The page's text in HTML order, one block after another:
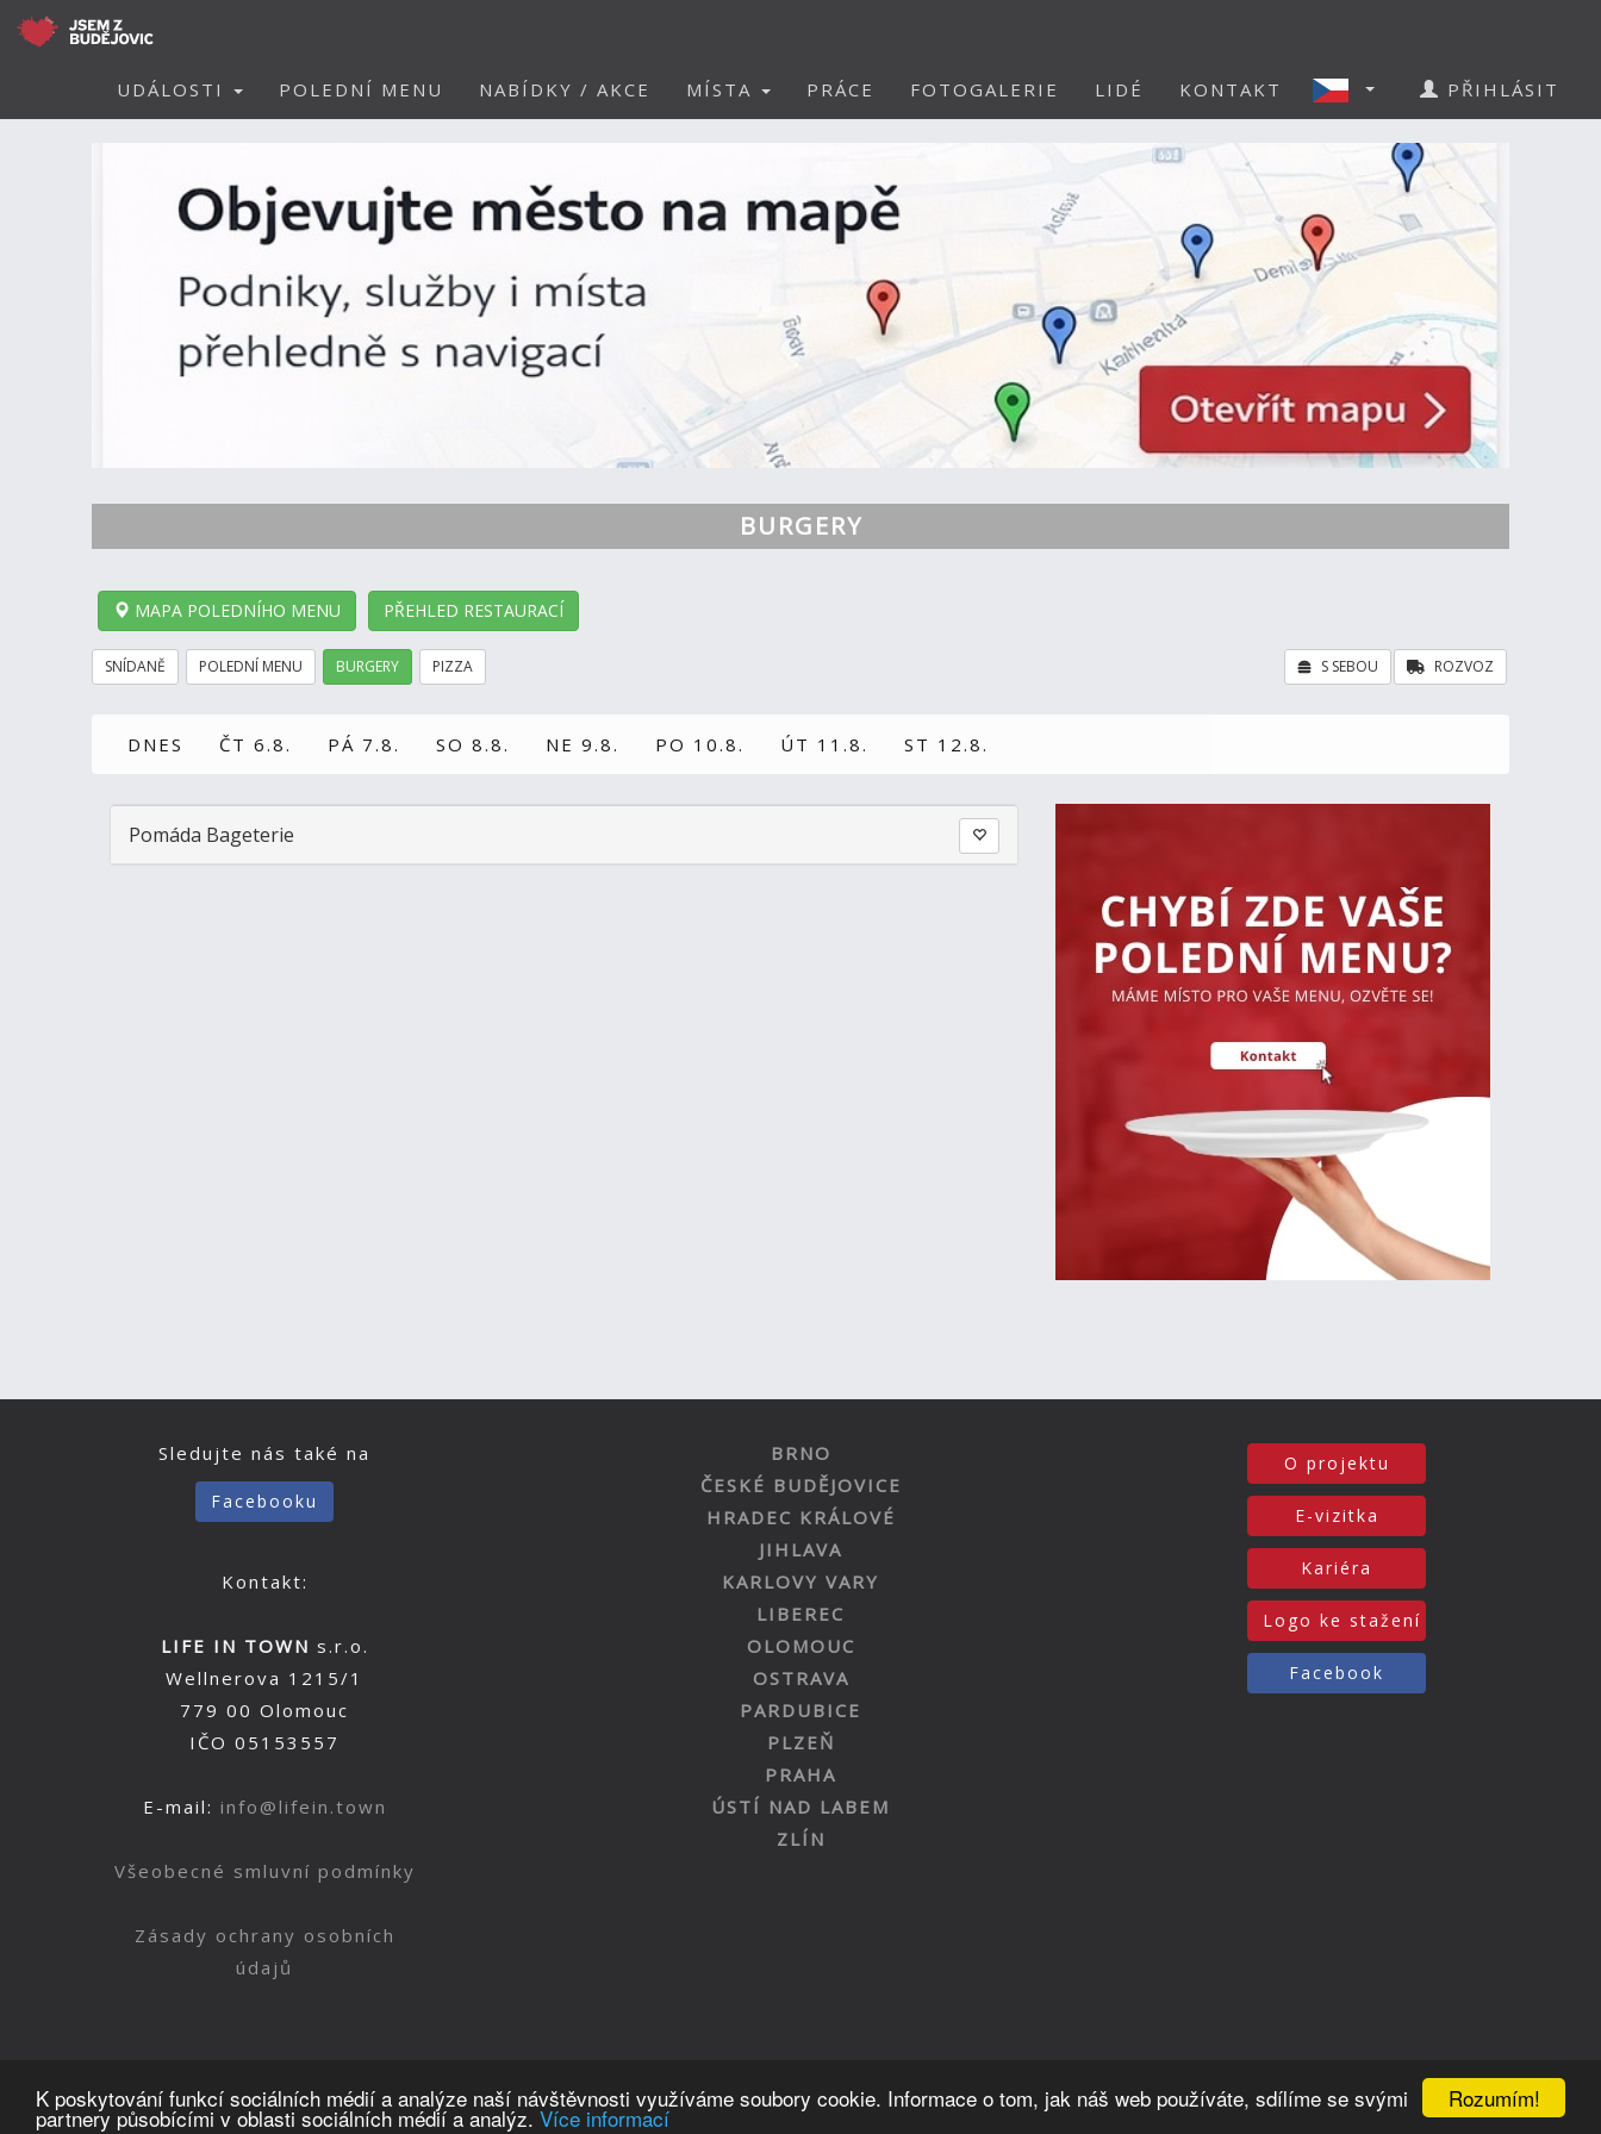
Rozumím!
K poskytování funkcí sociálních médií a analýze naší návštěvnosti využíváme soubory cookie. Informace o tom, jak náš web používáte, sdílíme se svými
partnery působícími v oblasti sociálních médií a analýz. Více informací
UDÁLOSTI POLEDNÍ MENU NABÍDKY / AKCE MÍSTA PRÁCE FOTOGALERIE LIDÉ KONTAKT PŘIHLÁSIT
BURGERY
MAPA POLEDNÍHO MENU PŘEHLED RESTAURACÍ
SNÍDANĚ POLEDNÍ MENU BURGERY PIZZA ROZVOZ
S SEBOU
DNES ČT 6.8. PÁ 7.8. SO 8.8. NE 9.8. PO 10.8. ÚT 11.8. ST 12.8.
Pomáda Bageterie
Sledujte nás také na
Facebooku
Kontakt:
LIFE IN TOWN s.r.o.
Wellnerova 1215/1
779 00 Olomouc
IČO 05153557
E-mail: info@lifein.town
Všeobecné smluvní podmínky
Zásady ochrany osobních
údajů
BRNO
ČESKÉ BUDĚJOVICE
HRADEC KRÁLOVÉ
JIHLAVA
KARLOVY VARY
LIBEREC
OLOMOUC
OSTRAVA
PARDUBICE
PLZEŇ
PRAHA
ÚSTÍ NAD LABEM
ZLÍN
O projektu
E-vizitka
Kariéra
Logo ke stažení
Facebook
Nahoru